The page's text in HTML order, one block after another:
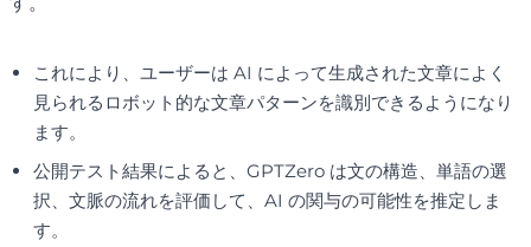
これにより、ユーザーは AI によって生成された文章によく
見られるロボット的な文章パターンを識別できるようになり
ます。
公開テスト結果によると、GPTZero は文の構造、単語の選
択、文脈の流れを評価して、AI の関与の可能性を推定しま
す。